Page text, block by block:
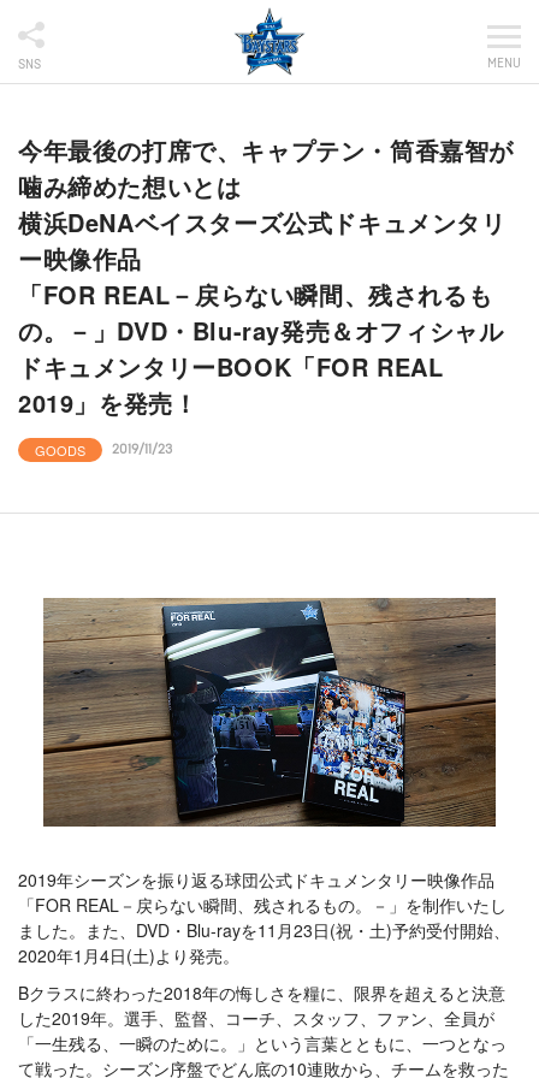
SNS MENU
今年最後の打席で、キャプテン・筒香嘉智が
噛み締めた想いとは
横浜DeNAベイスターズ公式ドキュメンタリ
ー映像作品
「FOR REAL－戻らない瞬間、残されるも
の。－」DVD・Blu-ray発売＆オフィシャル
ドキュメンタリーBOOK「FOR REAL
2019」を発売！
GOODS 2019/11/23
2019年シーズンを振り返る球団公式ドキュメンタリー映像作品
「FOR REAL－戻らない瞬間、残されるもの。－」を制作いたし
ました。また、DVD・Blu-rayを11月23日(祝・土)予約受付開始、
2020年1月4日(土)より発売。
Bクラスに終わった2018年の悔しさを糧に、限界を超えると決意
した2019年。選手、監督、コーチ、スタッフ、ファン、全員が
「一生残る、一瞬のために。」という言葉とともに、一つとなっ
て戦った。シーズン序盤でどん底の10連敗から、チームを救った